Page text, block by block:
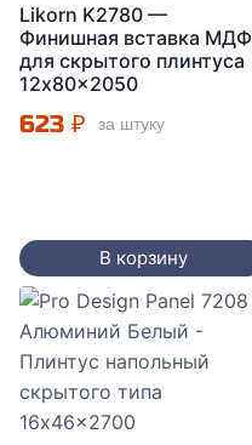
Likorn K2780 —
Финишная вставка МДФ
для скрытого плинтуса
12x80x2050
623 ₽ за штуку
В корзину